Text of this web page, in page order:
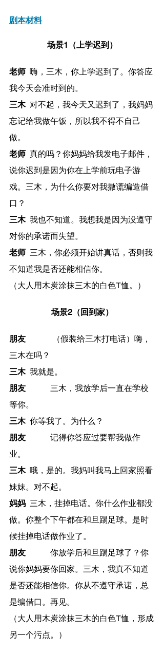
剧本材料
场景1（上学迟到）
老师
我今天会准时到的。
三木 对不起，我今天又迟到了，我妈妈
忘记给我做午饭，所以我不得不自己
做。
老师
说你迟到是因为你在上学前玩电子游
戏。三木，为什么你要对我撒谎编造借
口？
三木 我也不知道。我想我是因为没遵守
对你的承诺而失望。
老师
不知道我是否还能相信你。
（大人用木炭涂抹三木的白色T恤。）
场景2（回到家）
朋友
三木在吗？
三木 我就是。
朋友
等你。
三木 你等我了。为什么？
朋友
业。
三木 哦，是的。我妈叫我马上回家照看
妹妹。对不起。
妈妈
做。你整个下午都在和旦踢足球。是时
候挂掉电话做作业了。
朋友
说你妈妈要你回家。三木，我真不知道
是否还能相信你。你从不遵守承诺，总
是编借口。再见。
（大人用木炭涂抹三木的白色T恤，形成
另一个污点。）